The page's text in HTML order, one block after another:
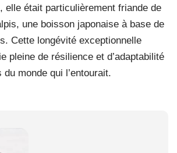
elle était particulièrement friande de
une boisson japonaise à base de
Cette longévité exceptionnelle
pleine de résilience et d’adaptabilité
monde qui l’entourait.